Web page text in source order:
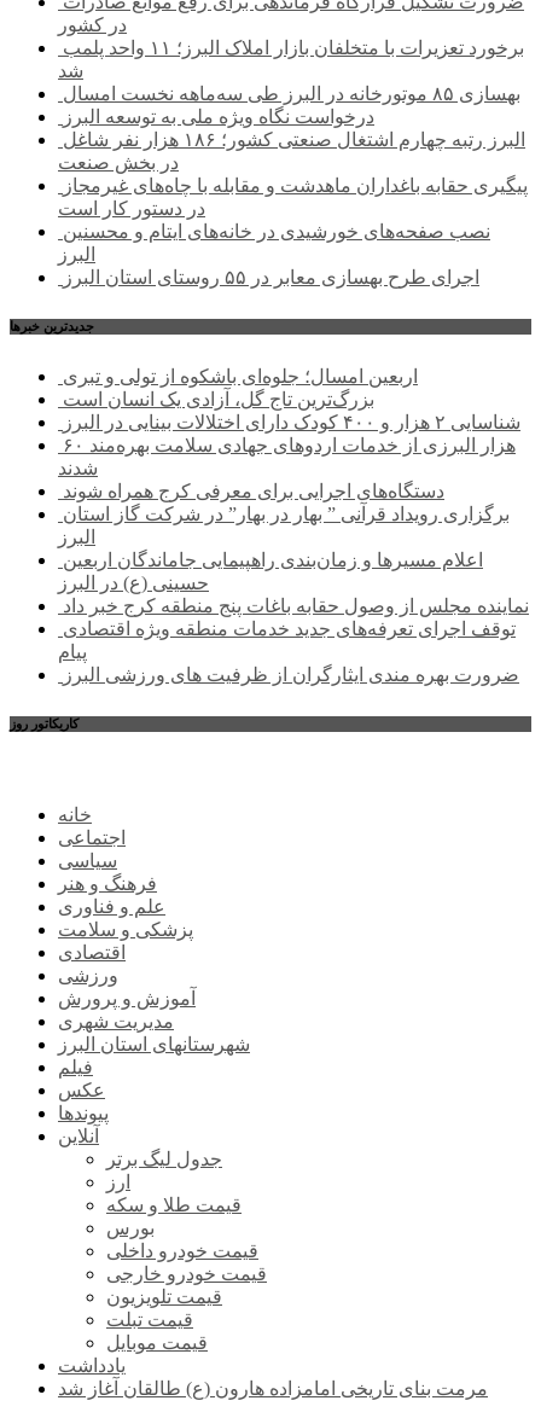
در کشور
شد
بهسازی ۸۵ موتورخانه در البرز طی سه‌ماهه نخست امسال
درخواست نگاه ویژه ملی به توسعه البرز
در بخش صنعت
در دستور کار است
البرز
اجرای طرح بهسازی معابر در ۵۵ روستای استان البرز
جديدترين خبرها
اربعین امسال؛ جلوه‌ای باشکوه از تولی و تبری
بزرگ‌ترین تاج گل، آزادی یک انسان است
شناسایی ۲ هزار و ۴۰۰ کودک دارای اختلالات بینایی در البرز
۶۰ هزار البرزی از خدمات اردوهای جهادی سلامت بهره‌مند
شدند
دستگاه‌های اجرایی برای معرفی کرج همراه شوند
البرز
حسینی (ع) در البرز
نماینده مجلس از وصول حقابه باغات پنج منطقه کرج خبر داد
پیام
ضرورت بهره مندی ایثارگران از ظرفیت های ورزشی البرز
کاریکاتور روز
خانه
اجتماعی
سیاسی
فرهنگ و هنر
علم و فناوری
پزشکی و سلامت
اقتصادی
ورزشی
آموزش و پرورش
مدیریت شهری
شهرستانهای استان البرز
فیلم
عکس
پیوندها
آنلاین
جدول لیگ برتر
ارز
قیمت طلا و سکه
بورس
قیمت خودرو داخلی
قیمت خودرو خارجی
قیمت تلویزیون
قیمت تبلت
قیمت موبایل
یادداشت
مرمت بنای تاریخی امامزاده هارون (ع) طالقان آغاز شد